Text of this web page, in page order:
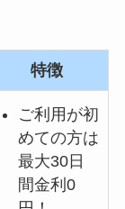
特徴
ご利用が初
めての方は
最大30日
間金利0